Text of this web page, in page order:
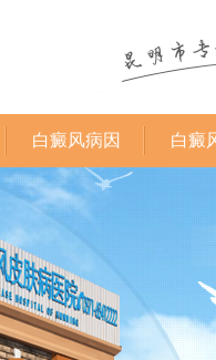
白癜风病因 白癜